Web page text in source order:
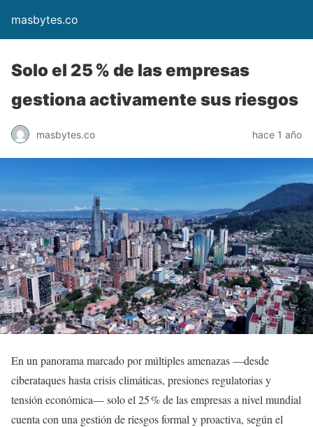
masbytes.co
Solo el 25 % de las empresas
gestiona activamente sus riesgos
masbytes.co hace 1 año
En un panorama marcado por múltiples amenazas —desde
ciberataques hasta crisis climáticas, presiones regulatorias y
tensión económica— solo el 25 % de las empresas a nivel mundial
cuenta con una gestión de riesgos formal y proactiva, según el